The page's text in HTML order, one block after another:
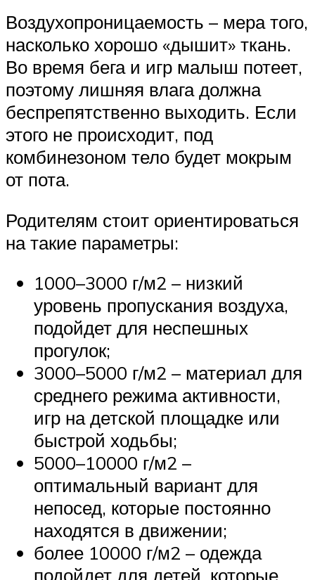
Воздухопроницаемость – мера того,
насколько хорошо «дышит» ткань.
Во время бега и игр малыш потеет,
поэтому лишняя влага должна
беспрепятственно выходить. Если
этого не происходит, под
комбинезоном тело будет мокрым
от пота.
Родителям стоит ориентироваться
на такие параметры:
1000–3000 г/м2 – низкий
уровень пропускания воздуха,
подойдет для неспешных
прогулок;
3000–5000 г/м2 – материал для
среднего режима активности,
игр на детской площадке или
быстрой ходьбы;
5000–10000 г/м2 –
оптимальный вариант для
непосед, которые постоянно
находятся в движении;
более 10000 г/м2 – одежда
подойдет для детей, которые